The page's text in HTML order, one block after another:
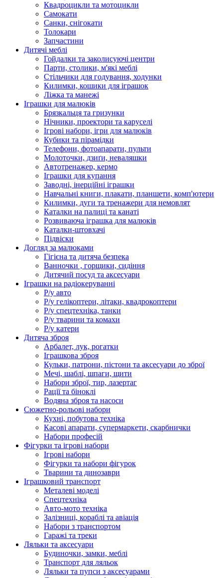
Квадроцикли та мотоцикли
Самокати
Санки, снігокати
Толокари
Запчастини
Дитячі меблі
Гойдалки та заколисуючі центри
Парти, столики, м'які меблі
Стільчики для годування, ходунки
Килимки, кошики для іграшок
Ліжка та манежі
Іграшки для малюків
Брязкальця та гризунки
Нічники, проектори та каруселі
Ігрові набори, ігри для малюків
Кубики та пірамідки
Телефони, фотоапарати, пульти
Молоточки, дзиґи, неваляшки
Автотренажер, кермо
Іграшки для купання
Заводні, інерційні іграшки
Навчальні книги, плакати, планшети, комп'ютери
Килимки, дуги та тренажери для немовлят
Каталки на палиці та канаті
Розвиваюча іграшка для малюків
Каталки-штовхачі
Підвіски
Догляд за малюками
Гігієна та дитяча безпека
Ванночки , горщики, сидіння
Дитячий посуд та аксесуари
Іграшки на радіокеруванні
Р/у авто
Р/у гелікоптери, літаки, квадрокоптери
Р/у спецтехніка, танки
Р/у тварини та комахи
Р/у катери
Дитяча зброя
Арбалет, лук, рогатки
Іграшкова зброя
Кульки, патрони, пістони та аксесуари до зброї
Мечі, шаблі, шпаги, щити
Набори зброї, тир, лазертаг
Рації та біноклі
Водяна зброя та насоси
Сюжетно-рольові набори
Кухні, побутова техніка
Касові апарати, супермаркети, скарбнички
Набори професій
Фігурки та ігрові набори
Ігрові набори
Фігурки та набори фігурок
Тварини та динозаври
Іграшковий транспорт
Металеві моделі
Спецтехніка
Авто-мото техніка
Залізниці, кораблі та авіація
Набори з транспортом
Гаражі та треки
Ляльки та аксесуари
Будиночки, замки, меблі
Транспорт для ляльок
Ляльки та пупси з аксесуарами